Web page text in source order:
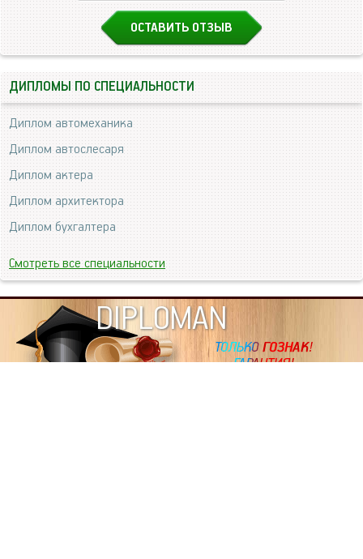
ОСТАВИТЬ ОТЗЫВ
ДИПЛОМЫ ПО СПЕЦИАЛЬНОСТИ
Диплом автомеханика
Диплом автослесаря
Диплом актера
Диплом архитектора
Диплом бухгалтера
Смотреть все специальности
DIPLOMAN